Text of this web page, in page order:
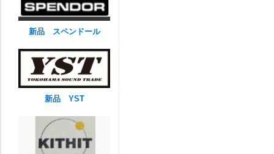
新品 スペンドール
新品 YST